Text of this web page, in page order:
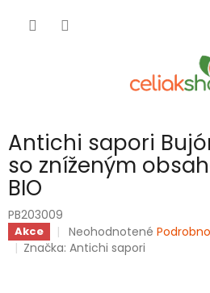
Antichi sapori
so zníženým
BIO
PB203009
Akce
Priemerné
hodnotenie
Neohodnotené
Značka:Antichi sapori